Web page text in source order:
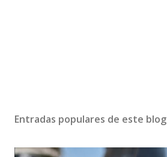
Entradas populares de este blog